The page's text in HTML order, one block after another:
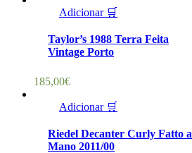
Adicionar 🛒
Taylor’s 1988 Terra Feita
Vintage Porto
185,00€
Adicionar 🛒
Riedel Decanter Curly Fatto a
Mano 2011/00